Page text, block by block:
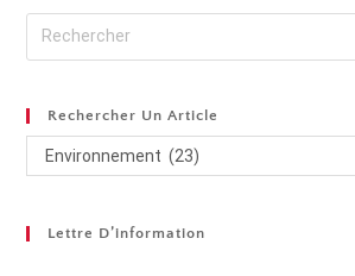
Rechercher Un Article
Environnement (23)
Lettre D’information